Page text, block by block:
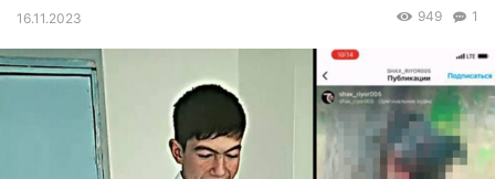
16.11.2023 1
949